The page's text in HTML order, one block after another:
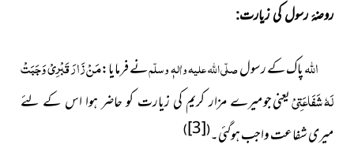
روضۂ رسول کی زیارت:
اللہپاک کے رسولصلّی اللہ علیہ واٰلہٖ وسلّمنے فرمایا:مَنْ زَارَ قَبْرِیْ وَجَبَتْ
لَہٗ شَفَاعَتِیْیعنی جومیرے مزار کریم کی زیارت کو حاضر ہوا اس کے لئے
میریشفاعت واجب ہوگئی۔(
[3]
)